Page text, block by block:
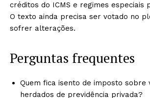
créditos do ICMS e regimes especiais
O texto ainda precisa ser votado no
sofrer alterações.
Perguntas frequentes
Quem fica isento de imposto sobre
herdados de previdência privada?